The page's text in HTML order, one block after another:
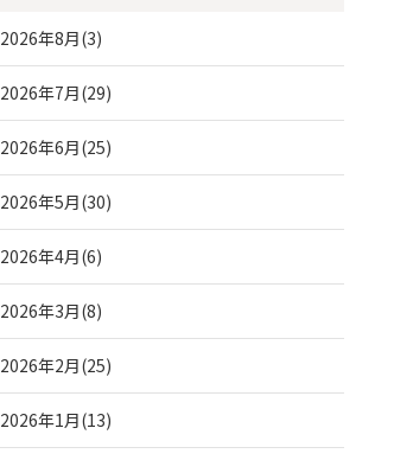
2026年8月(3)
2026年7月(29)
2026年6月(25)
2026年5月(30)
2026年4月(6)
2026年3月(8)
2026年2月(25)
2026年1月(13)